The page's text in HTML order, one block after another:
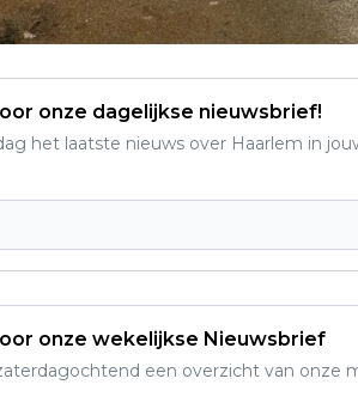
onze dagelijkse nieuwsbrief!
het laatste nieuws over Haarlem in
onze wekelijkse Nieuwsbrief
een overzicht van onze